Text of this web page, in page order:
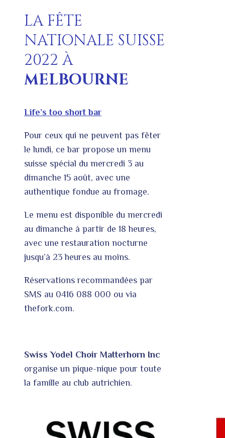
LA FÊTE
NATIONALE SUISSE
2022 À
MELBOURNE
Life’s too short bar
Pour ceux qui ne peuvent pas fêter
le lundi, ce bar propose un menu
suisse spécial du mercredi 3 au
dimanche 15 août, avec une
authentique fondue au fromage.
Le menu est disponible du mercredi
au dimanche à partir de 18 heures,
avec une restauration nocturne
jusqu’à 23 heures au moins.
Réservations recommandées par
SMS au 0416 088 000 ou via
thefork.com.
Swiss Yodel Choir Matterhorn Inc
organise un pique-nique pour toute
la famille au club autrichien.